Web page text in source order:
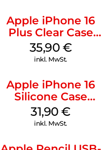
Apple iPhone 16
Plus Clear Case
MagSafe
Transparent
35,90 €
inkl. MwSt.
Apple iPhone 16
Silicone Case
MagSafe Fuchsia
31,90€
inkl. MwSt.